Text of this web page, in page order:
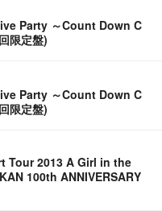
Party ～Count Down C
限定盤)
Party ～Count Down C
限定盤)
Tour 2013 A Girl in the
100th ANNIVERSARY